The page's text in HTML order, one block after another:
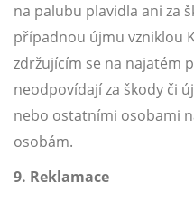
na palubu plavidla ani za
případnou újmu vzniklou
zdržujícím se na najatém
neodpovídají za škody či
nebo ostatními osobami
osobám.
9. Reklamace